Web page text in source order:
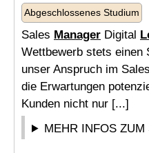
Abgeschlossenes Studium
Sales Manager Digital
Wettbewerb stets einen
unser Anspruch im
die Erwartungen
Kunden nicht nur [...]
MEHR INFOS